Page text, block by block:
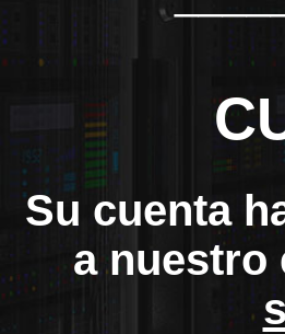
Su cuenta
a nuestro